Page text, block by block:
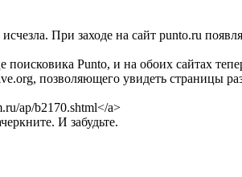
При заходе на сайт punto.ru
Punto, и на обоих сайтах
позволяющего увидеть страницы
ap/b2170.shtml</a>
И забудьте.